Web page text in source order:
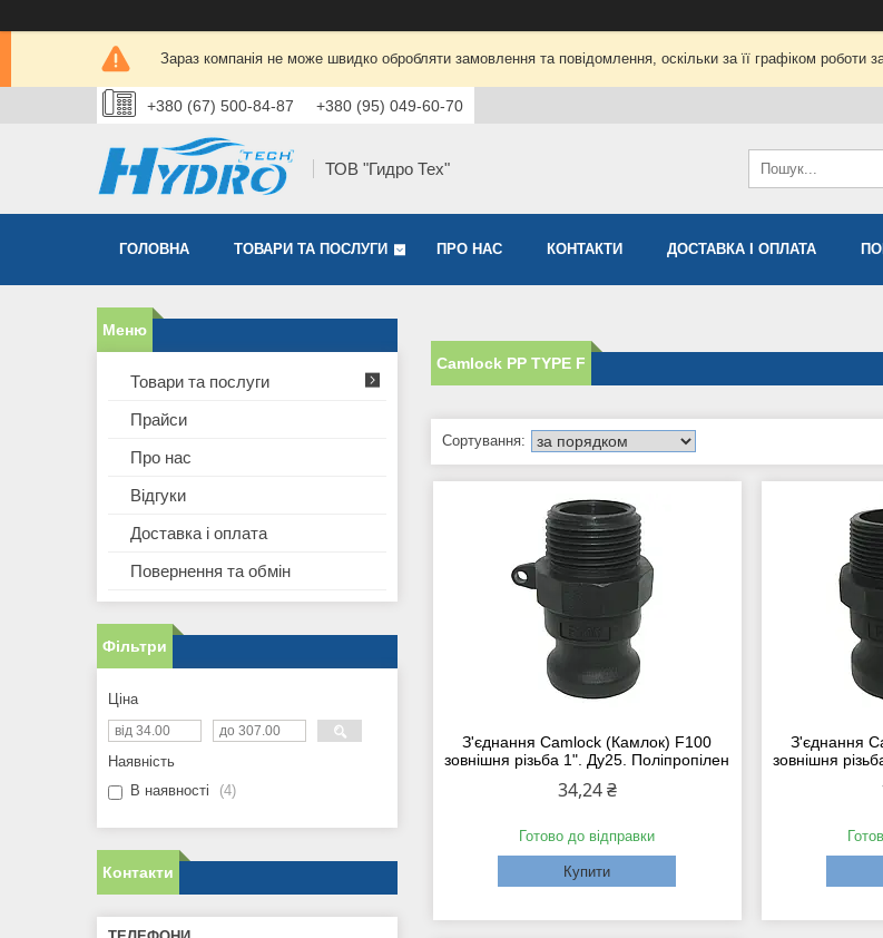
Зараз компанія не може швидко обробляти замовлення та повідомлення, оскільки за її графіком
+380 (67) 500-84-87 +380 (95) 049-60-70
ТОВ "Гидро Тех"
ГОЛОВНА ТОВАРИ ТА ПОСЛУГИ ПРО НАС КОНТАКТИ ДОСТАВКА І ОПЛАТА
Camlock PP TYPE F
З'єднання Camlock (Камлок) F100
зовнішня різьба 1". Ду25. Поліпропілен
34,24 ₴
Готово до відправки
Купити
З'єднання
зовнішня
Товари та послуги
Прайси
Про нас
Відгуки
Доставка і оплата
Повернення та обмін
Фільтри
Ціна
Наявність
В наявності
4
Контакти